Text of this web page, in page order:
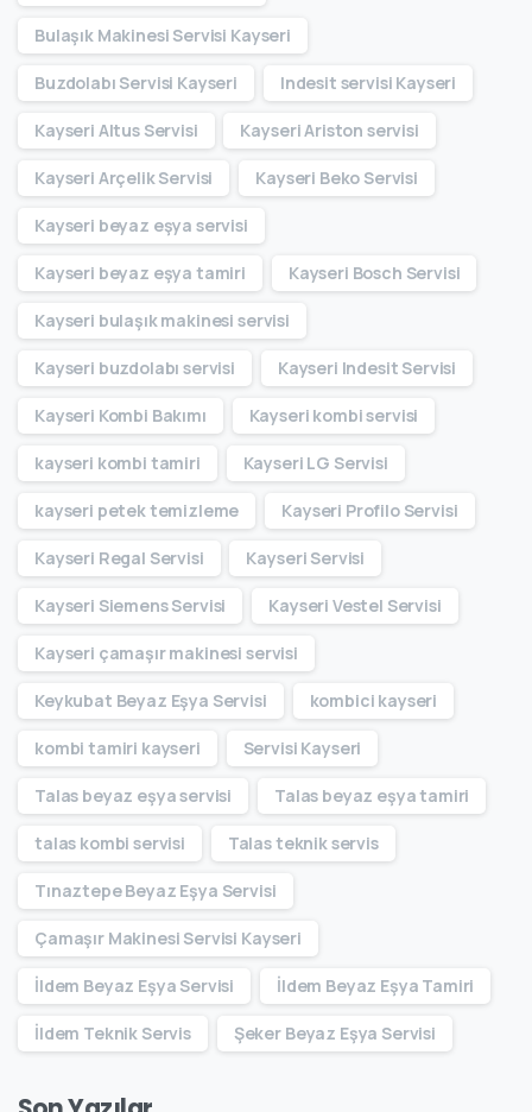
Bulaşık Makinesi Servisi Kayseri
Buzdolabı Servisi Kayseri Indesit servisi Kayseri
Kayseri Altus Servisi Kayseri Ariston servisi
Kayseri Arçelik Servisi Kayseri Beko Servisi
Kayseri beyaz eşya servisi
Kayseri beyaz eşya tamiri Kayseri Bosch Servisi
Kayseri bulaşık makinesi servisi
Kayseri buzdolabı servisi Kayseri Indesit Servisi
Kayseri Kombi Bakımı Kayseri kombi servisi
kayseri kombi tamiri Kayseri LG Servisi
kayseri petek temizleme Kayseri Profilo Servisi
Kayseri Regal Servisi Kayseri Servisi
Kayseri Siemens Servisi Kayseri Vestel Servisi
Kayseri çamaşır makinesi servisi
Keykubat Beyaz Eşya Servisi kombici kayseri
kombi tamiri kayseri Servisi Kayseri
Talas beyaz eşya servisi Talas beyaz eşya tamiri
talas kombi servisi Talas teknik servis
Tınaztepe Beyaz Eşya Servisi
Çamaşır Makinesi Servisi Kayseri
İldem Beyaz Eşya Servisi İldem Beyaz Eşya Tamiri
İldem Teknik Servis Şeker Beyaz Eşya Servisi